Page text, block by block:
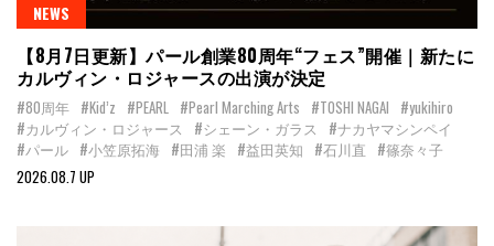
NEWS
【8月7日更新】パール創業80周年“フェス”開催｜新たに
カルヴィン・ロジャースの出演が決定
#80周年 #Kid’z #PEARL #Pearl Marching Arts #TOSHI NAGAI #yukihiro
#カルヴィン・ロジャース
#シェーン・ガラス
#ナカヤマシンペイ
#パール #小笠原拓海 #田浦 楽 #益田英知 #石川直 #篠奈々子
2026.08.7 UP